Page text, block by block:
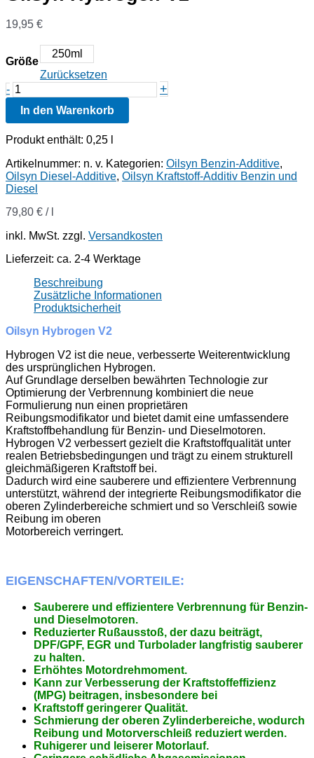
19,95 €
Größe
250ml
Zurücksetzen
- Oilsyn
Hybrogen
V2
Menge
+
In den Warenkorb
Produkt enthält: 0,25
Artikelnummer: n. v. Kategorien: Oilsyn Benzin-Additive,
Oilsyn Diesel-Additive, Oilsyn Kraftstoff-Additiv Benzin und
Diesel
79,80 € /
inkl. MwSt. zzgl. Versandkosten
Lieferzeit: ca. 2-4 Werktage
Beschreibung
Zusätzliche Informationen
Produktsicherheit
Oilsyn Hybrogen V2
Hybrogen V2 ist die neue, verbesserte Weiterentwicklung
des ursprünglichen Hybrogen.
Auf Grundlage derselben bewährten Technologie zur
Optimierung der Verbrennung kombiniert die neue
Formulierung nun einen proprietären
Reibungsmodifikator und bietet damit eine umfassendere
Kraftstoffbehandlung für Benzin- und Dieselmotoren.
Hybrogen V2 verbessert gezielt die Kraftstoffqualität unter
realen Betriebsbedingungen und trägt zu einem strukturell
gleichmäßigeren Kraftstoff bei.
Dadurch wird eine sauberere und effizientere Verbrennung
unterstützt, während der integrierte Reibungsmodifikator die
oberen Zylinderbereiche schmiert und so Verschleiß sowie
Reibung im oberen
Motorbereich verringert.
EIGENSCHAFTEN/VORTEILE:
Sauberere und effizientere Verbrennung für Benzin-
und Dieselmotoren.
Reduzierter Rußausstoß, der dazu beiträgt,
DPF/GPF, EGR und Turbolader langfristig sauberer
zu halten.
Erhöhtes Motordrehmoment.
Kann zur Verbesserung der Kraftstoffeffizienz
(MPG) beitragen, insbesondere bei
Kraftstoff geringerer Qualität.
Schmierung der oberen Zylinderbereiche, wodurch
Reibung und Motorverschleiß reduziert werden.
Ruhigerer und leiserer Motorlauf.